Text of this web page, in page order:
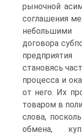
рыночной
соглашения
договора
становясь
процесса и
от него. Их
товаром в
слова,
обмена,